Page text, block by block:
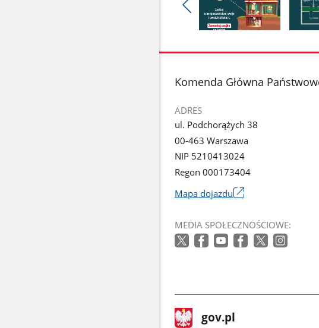
Pokaż
poprzednie
galerii.
galerii.
stopka
Komenda Główna
ADRES
ul. Podchorążych 38
00-463 Warszawa
NIP 5210413024
Regon 000173404
Mapa dojazdu
się
w
MEDIA SPOŁECZNOŚCIOWE:
stopka
gov.pl Strona
gov.pl